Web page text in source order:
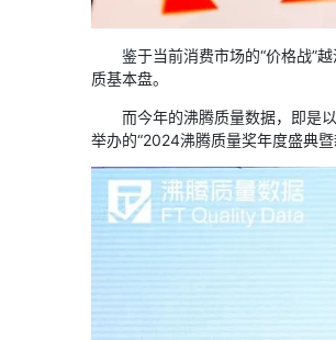
鉴于当前消费市场的“价格战”
质基本盘。
而今年的沸腾质量数据，即是
举办的“2024沸腾质量奖年度盛典